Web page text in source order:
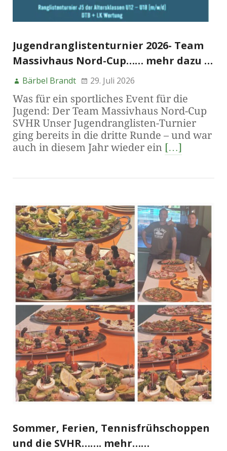
Jugendranglistenturnier 2026- Team
Massivhaus Nord-Cup…… mehr dazu …
Bärbel Brandt 29. Juli 2026
Was für ein sportliches Event für die
Jugend: Der Team Massivhaus Nord-Cup
SVHR Unser Jugendranglisten-Turnier
ging bereits in die dritte Runde – und war
auch in diesem Jahr wieder ein […]
Sommer, Ferien, Tennisfrühschoppen
und die SVHR……. mehr……